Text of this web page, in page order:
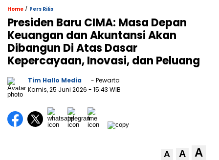
Home / Pers Rilis
Presiden Baru CIMA: Masa Depan
Keuangan dan Akuntansi Akan
Dibangun Di Atas Dasar
Kepercayaan, Inovasi, dan Peluang
Tim Hallo Media
- Pewarta
Kamis, 25 Juni 2026 - 15:43 WIB
A A A